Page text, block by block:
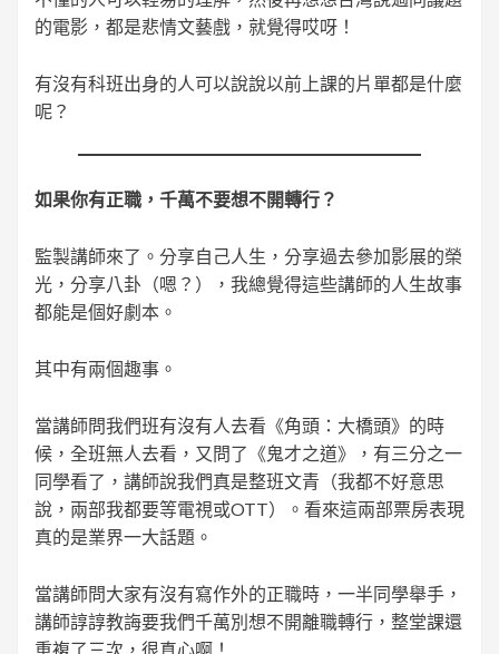
的電影，都是悲情文藝戲，就覺得哎呀！
有沒有科班出身的人可以說說以前上課的片單都是什麼
呢？
如果你有正職，千萬不要想不開轉行？
監製講師來了。分享自己人生，分享過去參加影展的榮
光，分享八卦（嗯？），我總覺得這些講師的人生故事
都能是個好劇本。
其中有兩個趣事。
當講師問我們班有沒有人去看《角頭：大橋頭》的時
候，全班無人去看，又問了《鬼才之道》，有三分之一
同學看了，講師說我們真是整班文青（我都不好意思
說，兩部我都要等電視或OTT）。看來這兩部票房表現
真的是業界一大話題。
當講師問大家有沒有寫作外的正職時，一半同學舉手，
講師諄諄教誨要我們千萬別想不開離職轉行，整堂課還
重複了三次，很真心啊！